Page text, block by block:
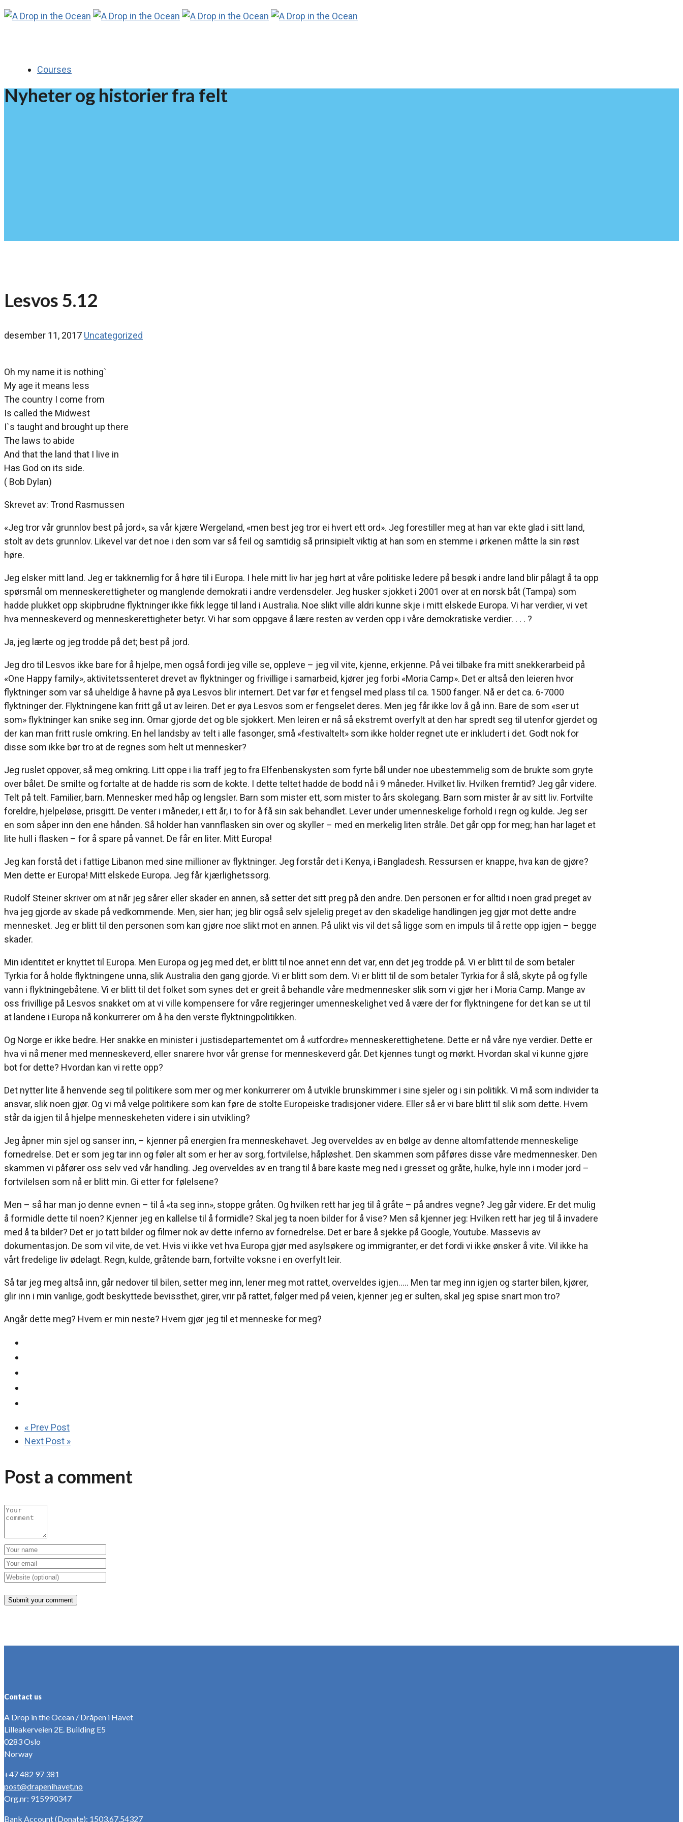
Courses
Nyheter og historier fra felt
Lesvos 5.12
desember 11, 2017 Uncategorized
Oh my name it is nothing`
My age it means less
The country I come from
Is called the Midwest
I`s taught and brought up there
The laws to abide
And that the land that I live in
Has God on its side.
( Bob Dylan)
Skrevet av: Trond Rasmussen
«Jeg tror vår grunnlov best på jord», sa vår kjære Wergeland, «men best jeg tror ei hvert ett ord». Jeg forestiller meg at han var ekte glad i sitt land,
stolt av dets grunnlov. Likevel var det noe i den som var så feil og samtidig så prinsipielt viktig at han som en stemme i ørkenen måtte la sin røst
høre.
Jeg elsker mitt land. Jeg er takknemlig for å høre til i Europa. I hele mitt liv har jeg hørt at våre politiske ledere på besøk i andre land blir pålagt å ta opp
spørsmål om menneskerettigheter og manglende demokrati i andre verdensdeler. Jeg husker sjokket i 2001 over at en norsk båt (Tampa) som
hadde plukket opp skipbrudne flyktninger ikke fikk legge til land i Australia. Noe slikt ville aldri kunne skje i mitt elskede Europa. Vi har verdier, vi vet
hva menneskeverd og menneskerettigheter betyr. Vi har som oppgave å lære resten av verden opp i våre demokratiske verdier. . . . ?
Ja, jeg lærte og jeg trodde på det; best på jord.
Jeg dro til Lesvos ikke bare for å hjelpe, men også fordi jeg ville se, oppleve – jeg vil vite, kjenne, erkjenne. På vei tilbake fra mitt snekkerarbeid på
«One Happy family», aktivitetssenteret drevet av flyktninger og frivillige i samarbeid, kjører jeg forbi «Moria Camp». Det er altså den leieren hvor
flyktninger som var så uheldige å havne på øya Lesvos blir internert. Det var før et fengsel med plass til ca. 1500 fanger. Nå er det ca. 6-7000
flyktninger der. Flyktningene kan fritt gå ut av leiren. Det er øya Lesvos som er fengselet deres. Men jeg får ikke lov å gå inn. Bare de som «ser ut
som» flyktninger kan snike seg inn. Omar gjorde det og ble sjokkert. Men leiren er nå så ekstremt overfylt at den har spredt seg til utenfor gjerdet og
der kan man fritt rusle omkring. En hel landsby av telt i alle fasonger, små «festivaltelt» som ikke holder regnet ute er inkludert i det. Godt nok for
disse som ikke bør tro at de regnes som helt ut mennesker?
Jeg ruslet oppover, så meg omkring. Litt oppe i lia traff jeg to fra Elfenbenskysten som fyrte bål under noe ubestemmelig som de brukte som gryte
over bålet. De smilte og fortalte at de hadde ris som de kokte. I dette teltet hadde de bodd nå i 9 måneder. Hvilket liv. Hvilken fremtid? Jeg går videre.
Telt på telt. Familier, barn. Mennesker med håp og lengsler. Barn som mister ett, som mister to års skolegang. Barn som mister år av sitt liv. Fortvilte
foreldre, hjelpeløse, prisgitt. De venter i måneder, i ett år, i to for å få sin sak behandlet. Lever under umenneskelige forhold i regn og kulde. Jeg ser
en som såper inn den ene hånden. Så holder han vannflasken sin over og skyller – med en merkelig liten stråle. Det går opp for meg; han har laget et
lite hull i flasken – for å spare på vannet. De får en liter. Mitt Europa!
Jeg kan forstå det i fattige Libanon med sine millioner av flyktninger. Jeg forstår det i Kenya, i Bangladesh. Ressursen er knappe, hva kan de gjøre?
Men dette er Europa! Mitt elskede Europa. Jeg får kjærlighetssorg.
Rudolf Steiner skriver om at når jeg sårer eller skader en annen, så setter det sitt preg på den andre. Den personen er for alltid i noen grad preget av
hva jeg gjorde av skade på vedkommende. Men, sier han; jeg blir også selv sjelelig preget av den skadelige handlingen jeg gjør mot dette andre
mennesket. Jeg er blitt til den personen som kan gjøre noe slikt mot en annen. På ulikt vis vil det så ligge som en impuls til å rette opp igjen – begge
skader.
Min identitet er knyttet til Europa. Men Europa og jeg med det, er blitt til noe annet enn det var, enn det jeg trodde på. Vi er blitt til de som betaler
Tyrkia for å holde flyktningene unna, slik Australia den gang gjorde. Vi er blitt som dem. Vi er blitt til de som betaler Tyrkia for å slå, skyte på og fylle
vann i flyktningebåtene. Vi er blitt til det folket som synes det er greit å behandle våre medmennesker slik som vi gjør her i Moria Camp. Mange av
oss frivillige på Lesvos snakket om at vi ville kompensere for våre regjeringer umenneskelighet ved å være der for flyktningene for det kan se ut til
at landene i Europa nå konkurrerer om å ha den verste flyktningpolitikken.
Og Norge er ikke bedre. Her snakke en minister i justisdepartementet om å «utfordre» menneskerettighetene. Dette er nå våre nye verdier. Dette er
hva vi nå mener med menneskeverd, eller snarere hvor vår grense for menneskeverd går. Det kjennes tungt og mørkt. Hvordan skal vi kunne gjøre
bot for dette? Hvordan kan vi rette opp?
Det nytter lite å henvende seg til politikere som mer og mer konkurrerer om å utvikle brunskimmer i sine sjeler og i sin politikk. Vi må som individer ta
ansvar, slik noen gjør. Og vi må velge politikere som kan føre de stolte Europeiske tradisjoner videre. Eller så er vi bare blitt til slik som dette. Hvem
står da igjen til å hjelpe menneskeheten videre i sin utvikling?
Jeg åpner min sjel og sanser inn, – kjenner på energien fra menneskehavet. Jeg overveldes av en bølge av denne altomfattende menneskelige
fornedrelse. Det er som jeg tar inn og føler alt som er her av sorg, fortvilelse, håpløshet. Den skammen som påføres disse våre medmennesker. Den
skammen vi påfører oss selv ved vår handling. Jeg overveldes av en trang til å bare kaste meg ned i gresset og gråte, hulke, hyle inn i moder jord –
fortvilelsen som nå er blitt min. Gi etter for følelsene?
Men – så har man jo denne evnen – til å «ta seg inn», stoppe gråten. Og hvilken rett har jeg til å gråte – på andres vegne? Jeg går videre. Er det mulig
å formidle dette til noen? Kjenner jeg en kallelse til å formidle? Skal jeg ta noen bilder for å vise? Men så kjenner jeg: Hvilken rett har jeg til å invadere
med å ta bilder? Det er jo tatt bilder og filmer nok av dette inferno av fornedrelse. Det er bare å sjekke på Google, Youtube. Massevis av
dokumentasjon. De som vil vite, de vet. Hvis vi ikke vet hva Europa gjør med asylsøkere og immigranter, er det fordi vi ikke ønsker å vite. Vil ikke ha
vårt fredelige liv ødelagt. Regn, kulde, gråtende barn, fortvilte voksne i en overfylt leir.
Så tar jeg meg altså inn, går nedover til bilen, setter meg inn, lener meg mot rattet, overveldes igjen….. Men tar meg inn igjen og starter bilen, kjører,
glir inn i min vanlige, godt beskyttede bevissthet, girer, vrir på rattet, følger med på veien, kjenner jeg er sulten, skal jeg spise snart mon tro?
Angår dette meg? Hvem er min neste? Hvem gjør jeg til et menneske for meg?
« Prev Post
Next Post »
Post a comment
Contact us
A Drop in the Ocean / Dråpen i Havet
Lilleakerveien 2E. Building E5
0283 Oslo
Norway
+47 482 97 381
post@drapenihavet.no
Org.nr: 915990347
Bank Account (Donate): 1503.67.54327